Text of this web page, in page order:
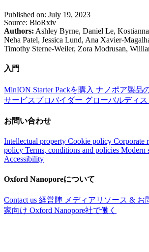
Published on: July 19, 2023
Source: BioRxiv
Authors: Ashley Byrne, Daniel Le,
Neha Patel, Jessica Lund, Ana Xavier-
Timothy Sterne-Weiler, Zora Modrusan,
入門
MinION Starter Packを購入 ナノポア製品
サービスプロバイダー グローバルディ
お問い合わせ
Intellectual property Cookie policy Corporate
policy Terms, conditions and policies Modern
Accessibility
Oxford Nanoporeについて
Contact us 経営陣 メディアリソース & お
家向け Oxford Nanopore社で働く